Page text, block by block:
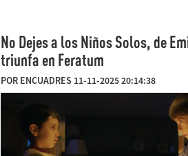
No Dejes a los Niños Solos, de
triunfa en Feratum
POR ENCUADRES 11-11-2025 20:14:38